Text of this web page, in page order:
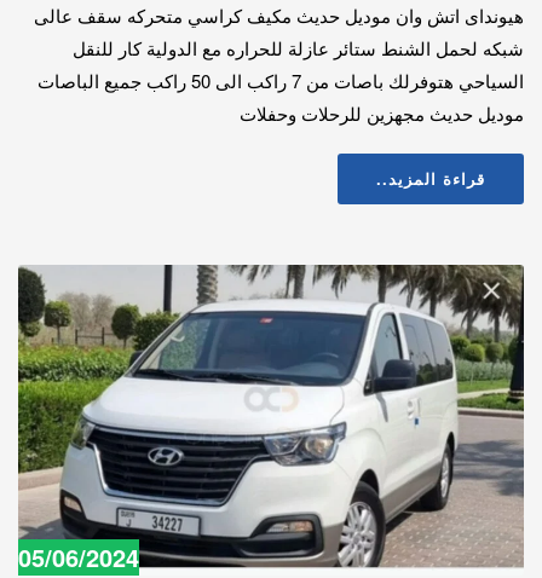
هيونداى اتش وان موديل حديث مكيف كراسي متحركه سقف عالى
شبكه لحمل الشنط ستائر عازلة للحراره مع الدولية كار للنقل
السياحي هتوفرلك باصات من 7 راكب الى 50 راكب جميع الباصات
موديل حديث مجهزين للرحلات وحفلات
قراءة المزيد..
05/06/2024